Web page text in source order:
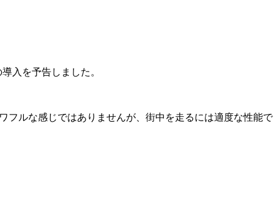
入を予告しました。
フルな感じではありませんが、街中を走るには適度な性能で